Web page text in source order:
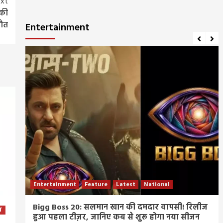
Entertainment
Entertainment Feature Latest National
Bigg Boss 20: सलमान खान की दमदार वापसी! रिलीज
हुआ पहला टीज़र, जानिए कब से शुरू होगा नया सीजन